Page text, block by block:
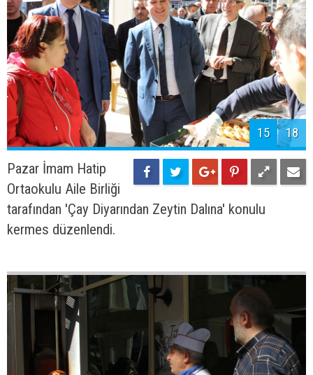
15 18
Pazar İmam Hatip
Ortaokulu Aile Birliği
tarafından 'Çay Diyarından Zeytin Dalına' konulu
kermes düzenlendi.